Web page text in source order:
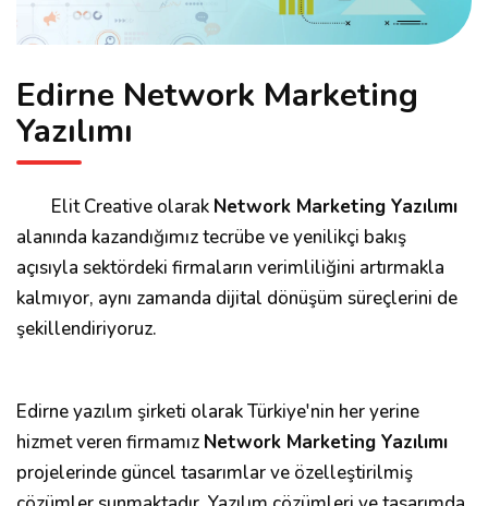
Edirne Network Marketing
Yazılımı
Elit Creative olarak Network Marketing Yazılımı
alanında kazandığımız tecrübe ve yenilikçi bakış
açısıyla sektördeki firmaların verimliliğini artırmakla
kalmıyor, aynı zamanda dijital dönüşüm süreçlerini de
şekillendiriyoruz.
Edirne yazılım şirketi olarak Türkiye'nin her yerine
hizmet veren firmamız Network Marketing Yazılımı
projelerinde güncel tasarımlar ve özelleştirilmiş